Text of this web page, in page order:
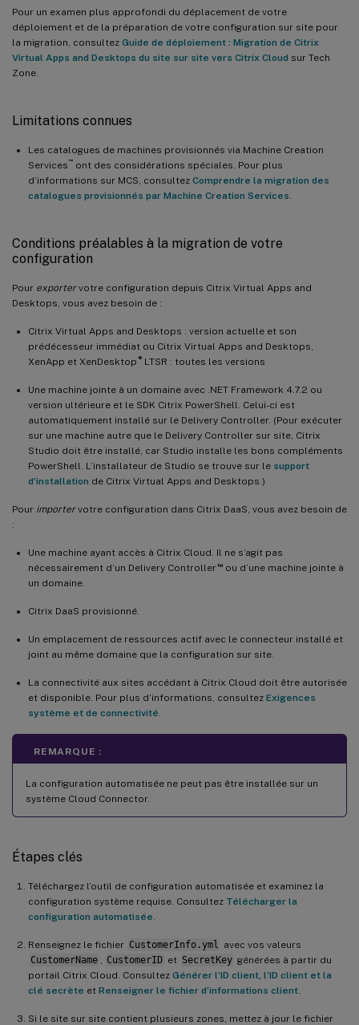
Pour un examen plus approfondi du déplacement de votre
déploiement et de la préparation de votre configuration sur site pour
la migration, consultez Guide de déploiement : Migration de Citrix
Virtual Apps and Desktops du site sur site vers Citrix Cloud sur Tech
Zone.
Limitations connues
Les catalogues de machines provisionnés via Machine Creation
Services ™
ont des considérations spéciales. Pour plus
d’informations sur MCS, consultez Comprendre la migration des
catalogues provisionnés par Machine Creation Services.
Conditions préalables à la migration de votre
configuration
Pour exportervotre configuration depuis Citrix Virtual Apps and
Desktops, vous avez besoin de :
Citrix Virtual Apps and Desktops : version actuelle et son
prédécesseur immédiat ou Citrix Virtual Apps and Desktops,
XenApp et XenDesktop ®LTSR : toutes les versions
Une machine jointe à un domaine avec .NET Framework 4.7.2 ou
version ultérieure et le SDK Citrix PowerShell. Celui-ci est
automatiquement installé sur le Delivery Controller. (Pour exécuter
sur une machine autre que le Delivery Controller sur site, Citrix
Studio doit être installé, car Studio installe les bons compléments
PowerShell. L’installateur de Studio se trouve sur le support
d’installation de Citrix Virtual Apps and Desktops.)
Pour importervotre configuration dans Citrix DaaS, vous avez besoin de
:
Une machine ayant accès à Citrix Cloud. Il ne s’agit pas
nécessairement d’un Delivery Controller™ou d’une machine jointe à
un domaine.
Citrix DaaS provisionné.
Un emplacement de ressources actif avec le connecteur installé et
joint au même domaine que la configuration sur site.
La connectivité aux sites accédant à Citrix Cloud doit être autorisée
et disponible. Pour plus d’informations, consultez Exigences
système et de connectivité.
REMARQUE :
La configuration automatisée ne peut pas être installée sur un
système Cloud Connector.
Étapes clés
Téléchargez l’outil de configuration automatisée et examinez la
configuration système requise. Consultez Télécharger la
configuration automatisée.
Renseignez le fichier CustomerInfo.yml avec vos valeurs
CustomerName , CustomerID et SecretKey générées à partir du
portail Citrix Cloud. Consultez Générer l’ID client, l’ID client et la
clé secrète et Renseigner le fichier d’informations client.
Si le site sur site contient plusieurs zones, mettez à jour le fichier